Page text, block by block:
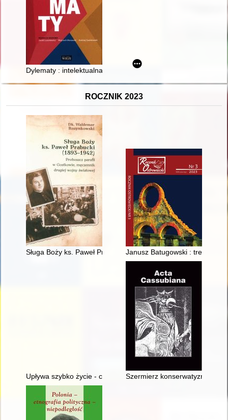
Dylematy : intelektualna historia reform Leszka Balcerowicza
ROCZNIK 2023
Sługa Boży ks. Paweł Prabucki (1893-1942) : proboszcz
Janusz Batugowski : trener z
Upływa szybko życie - czyli Od nadziei do zwątpienia
Szermierz konserwatyzmu i